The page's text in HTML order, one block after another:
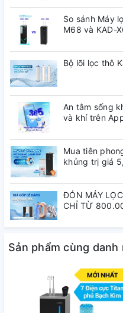
Tỷ lệ thu hồi nước
tinh khiết
Số lượng vòi
Cụm lọc thô
Điện áp:
Công suất làm
nóng:
Công suất làm
So sánh Máy
M68 và KAD-
Bộ lõi lọc thô
An tâm sống
và khí trên
Mua tiên
khủng trị giá
ĐÓN MÁY
CHỈ TỪ
Sản phẩm cùng danh